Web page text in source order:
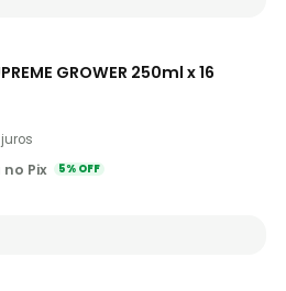
GROWER 250ml x 16
Pix 5% OFF